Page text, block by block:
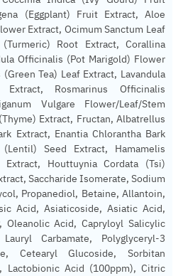
(Eggplant) Fruit Extract, Aloe
Extract, Ocimum Sanctum Leaf
Root Extract, Corallina
Officinalis (Pot Marigold) Flower
Tea) Leaf Extract, Lavandula
Extract, Rosmarinus Officinalis
Vulgare Flower/Leaf/Stem
Extract, Fructan, Albatrellus
Extract, Enantia Chlorantha Bark
Seed Extract, Hamamelis
Houttuynia Cordata (Tsi)
Saccharide Isomerate, Sodium
Propanediol, Betaine, Allantoin,
Acid, Asiaticoside, Asiatic Acid,
Oleanolic Acid, Capryloyl Salicylic
Carbamate, Polyglyceryl-3
Cetearyl Glucoside, Sorbitan
Lactobionic Acid (100ppm), Citric